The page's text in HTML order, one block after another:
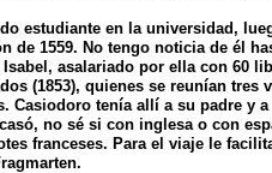
estudiante en la universidad,
de 1559. No tengo noticia de él
asalariado por ella con 60
(1853), quienes se reunían tres
Casiodoro tenía allí a su padre y
no sé si con inglesa o con
franceses. Para el viaje le